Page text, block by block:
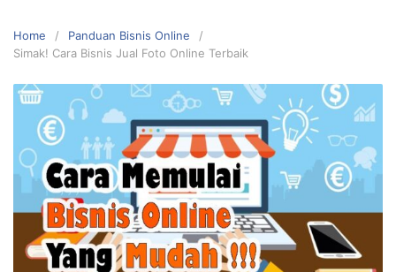
Home
Panduan Bisnis Online
Simak! Cara Bisnis Jual Foto Online Terbaik